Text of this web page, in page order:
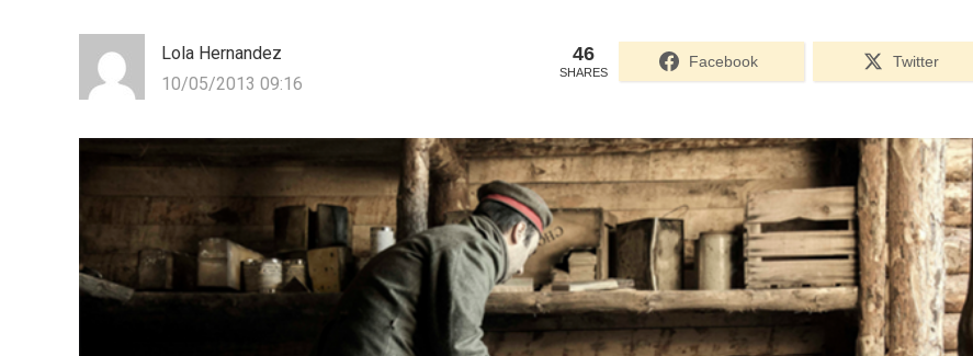
Lola Hernandez
10/05/2013 09:16
46
SHARES
Facebook Twitter
Recuérdame
ACCEDER
Ultimas entradas